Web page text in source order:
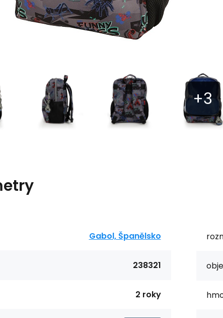
Gabol, Španělsko
238321
2 roky